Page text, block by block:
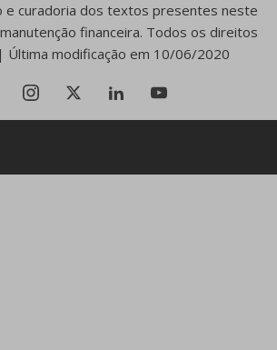
e curadoria dos textos presentes neste
financeira. Todos os direitos
Última modificação em 10/06/2020